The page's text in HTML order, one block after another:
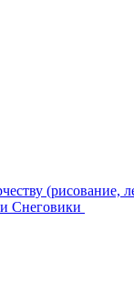
(рисование,
Снеговики